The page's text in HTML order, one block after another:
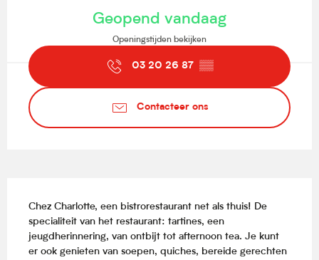
Geopend vandaag
Openingstijden bekijken
03 20 26 87 ▒▒
Contacteer ons
Chez Charlotte, een bistrorestaurant net als thuis! De
specialiteit van het restaurant: tartines, een
jeugdherinnering, van ontbijt tot afternoon tea. Je kunt
er ook genieten van soepen, quiches, bereide gerechten